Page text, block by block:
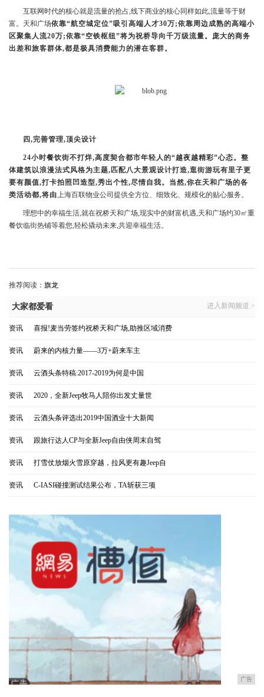
互联网时代的核心就是流量的抢占,线下商业的核心同样如此,流量等于财
富。天和广场依靠“航空城定位”吸引高端人才30万;依靠周边成熟的高端小
区聚集人流20万;依靠“空铁枢纽”将为祝桥导向千万级流量。庞大的商务
出差和旅客群体,都是极具消费能力的潜在客群。
四,完善管理,顶尖设计
24小时餐饮街不打烊,高度契合都市年轻人的“越夜越精彩”心态。整
体建筑以浪漫法式风格为主题,匹配八大景观设计打造,逛街游玩有里子更
要有颜值,打卡拍照凹造型,秀出个性,尽情自我。当然,你在天和广场的各
类活动都,将由上海百联物业公司提供全方位、细致化、规模化的贴心服务。
理想中的幸福生活,就在祝桥天和广场,现实中的财富机遇,天和广场约30㎡重
餐饮临街热铺等着您,轻松撬动未来,共迎幸福生活。
推荐阅读： 旗龙
大家都爱看 进入新闻频道 >
资讯 喜报!麦当劳签约祝桥天和广场,助推区域消费
资讯 蔚来的内核力量——3万+蔚来车主
资讯 云酒头条特稿:2017-2019为何是中国
资讯 2020，全新Jeep牧马人陪你出发丈量世
资讯 云酒头条评选出2019中国酒业十大新闻
资讯 跟旅行达人CP与全新Jeep自由侠周末自驾
资讯 打雪仗放烟火雪原穿越，拉风更有趣Jeep自
资讯 C-IASI碰撞测试结果公布，TA斩获三项
广告